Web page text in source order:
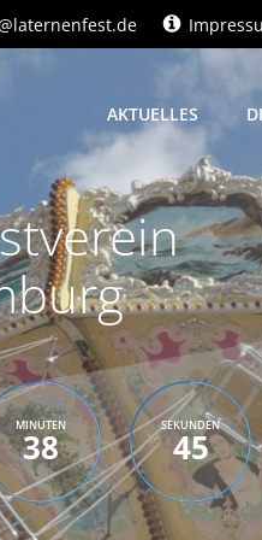
AKTUELLES
MINUTEN
38
SEKUNDEN
44